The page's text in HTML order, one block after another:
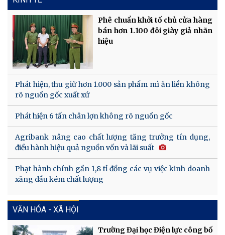
Phê chuẩn khởi tố chủ cửa hàng
bán hơn 1.100 đôi giày giả nhãn
hiệu
Phát hiện, thu giữ hơn 1.000 sản phẩm mì ăn liền không
rõ nguồn gốc xuất xứ
Phát hiện 6 tấn chân lợn không rõ nguồn gốc
Agribank nâng cao chất lượng tăng trưởng tín dụng,
điều hành hiệu quả nguồn vốn và lãi suất
Phạt hành chính gần 1,8 tỉ đồng các vụ việc kinh doanh
xăng dầu kém chất lượng
VĂN HÓA - XÃ HỘI
Trường Đại học Điện lực công bố